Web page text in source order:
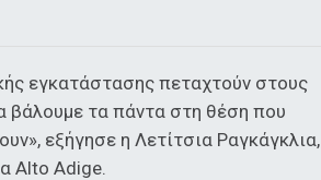
εγκατάστασης πεταχτούν στους
βάλουμε τα πάντα στη θέση που
εξήγησε η Λετίτσια Ραγκάγκλια,
Alto Adige.